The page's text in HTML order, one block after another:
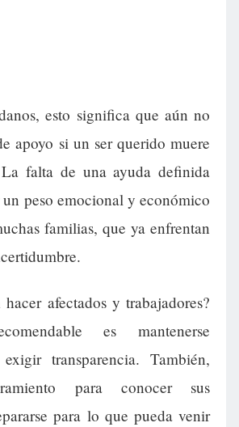
esto significa que aún no
apoyo si un ser querido muere
falta de una ayuda definida
peso emocional y económico
familias, que ya enfrentan
afectados y trabajadores?
es mantenerse
transparencia. También,
para conocer sus
para lo que pueda venir